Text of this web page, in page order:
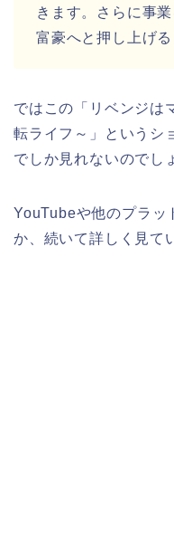
きます。さらに事
富豪へと押し上げ
ではこの 「リベンジ
転ライフ～ 」 という シ
でしか見れないのでし
YouTubeや他のプラッ
か、続いて詳しく見て